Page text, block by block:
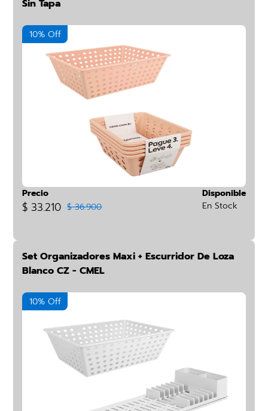
Sin Tapa
10% Off
Precio
$ 33.210 $ 36.900
Disponible
En Stock
Set Organizadores Maxi + Escurridor De Loza
Blanco CZ - CMEL
10% Off